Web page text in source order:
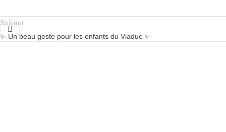
Suivant
✨ Un beau geste pour les enfants du Viaduc ✨